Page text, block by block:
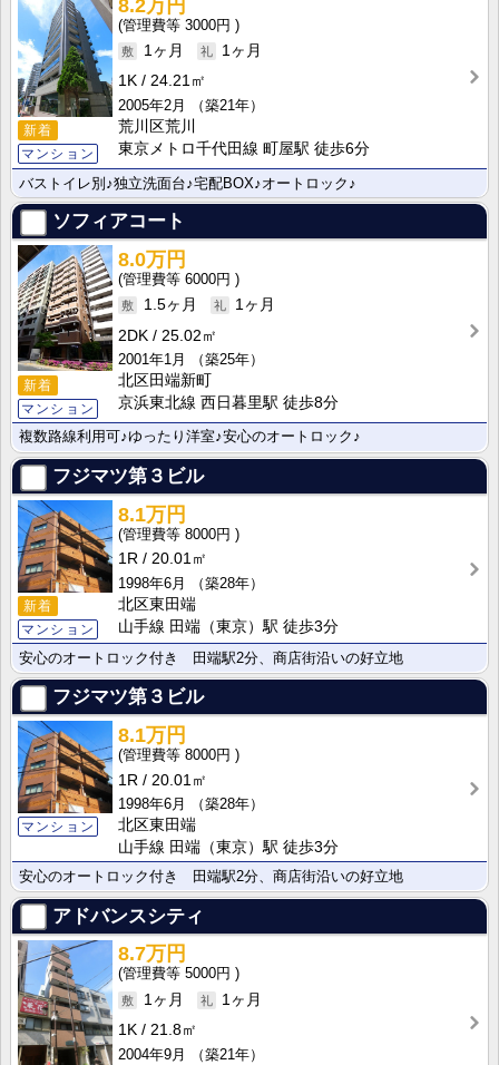
新着
マンション
8.2万円
3000円
1ヶ月
1ヶ月
1K
24.21㎡
2005年2月
（築21年）
荒川区荒川
東京メトロ千代田線 町屋駅 徒歩6分
バストイレ別♪独立洗面台♪宅配BOX♪オートロック♪
ソフィアコート
新着
マンション
8.0万円
6000円
1.5ヶ月
1ヶ月
2DK
25.02㎡
2001年1月
（築25年）
北区田端新町
京浜東北線 西日暮里駅 徒歩8分
複数路線利用可♪ゆったり洋室♪安心のオートロック♪
フジマツ第３ビル
新着
マンション
8.1万円
8000円
1R
20.01㎡
1998年6月
（築28年）
北区東田端
山手線 田端（東京）駅 徒歩3分
安心のオートロック付き 田端駅2分、商店街沿いの好立地
フジマツ第３ビル
マンション
8.1万円
8000円
1R
20.01㎡
1998年6月
（築28年）
北区東田端
山手線 田端（東京）駅 徒歩3分
安心のオートロック付き 田端駅2分、商店街沿いの好立地
アドバンスシティ
8.7万円
5000円
1ヶ月
1ヶ月
1K
21.8㎡
2004年9月
（築21年）